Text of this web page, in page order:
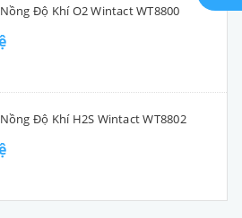
Độ Khí O2 Wintact WT8800
Độ Khí H2S Wintact WT8802